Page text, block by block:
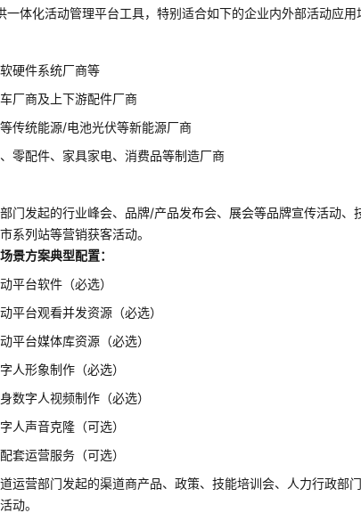
一体化活动管理平台工具，特别适合如下的企业内外部活动应用
硬件系统厂商等
厂商及上下游配件厂商
传统能源/电池光伏等新能源厂商
零配件、家具家电、消费品等制造厂商
门发起的行业峰会、品牌/产品发布会、展会等品牌宣传活动、
系列站等营销获客活动。
景方案典型配置：
平台软件（必选）
平台观看并发资源（必选）
平台媒体库资源（必选）
人形象制作（必选）
数字人视频制作（必选）
人声音克隆（可选）
套运营服务（可选）
运营部门发起的渠道商产品、政策、技能培训会、人力行政部
动。